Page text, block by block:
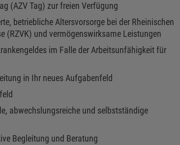
(AZV Tag) zur freien Verfügung
betriebliche Altersvorsorge bei der Rheinischen
(RZVK) und vermögenswirksame Leistungen
im Falle der Arbeitsunfähigkeit für
in Ihr neues Aufgabenfeld
abwechslungsreiche und selbstständige
Begleitung und Beratung